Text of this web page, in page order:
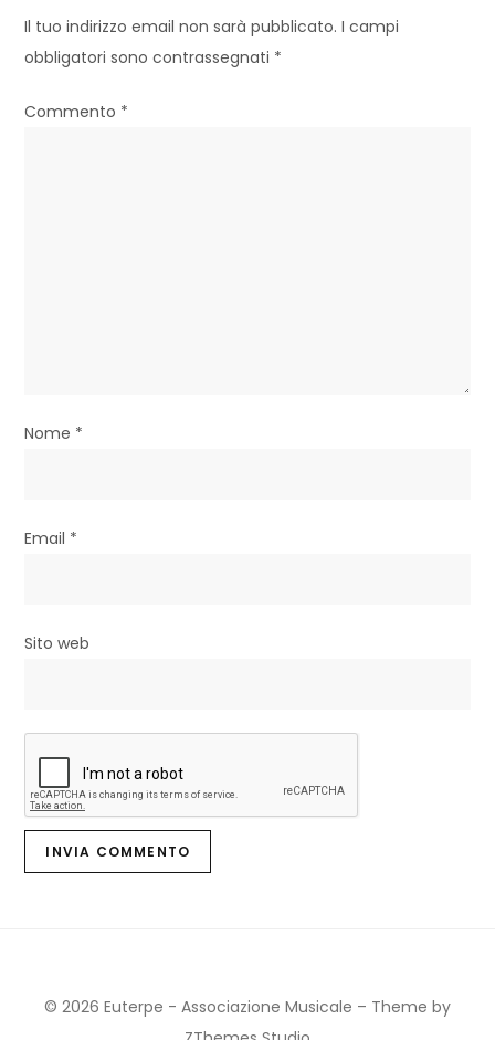
a
z
i
c
l
Il tuo indirizzo email non sarà pubblicato. I campi
obbligatori sono contrassegnati *
Commento *
Nome *
Email *
Sito web
© 2026 Euterpe - Associazione Musicale – Theme by